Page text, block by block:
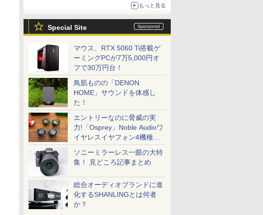
もっと見る
Special Site
マウス、RTX 5060 Ti搭載ゲ
ーミングPCが7万5,000円オ
フで30万円台！
鳥肌ものの「DENON
HOME」サウンドを体感し
た！
エントリーなのに脅威の実
力!「Osprey」Noble Audioワ
イヤレスイヤフォン4機種を
一気に聴く
ソニーミラーレス一眼の大特
集！ 見どころ記事まとめ
総合オーディオブランドに進
化するSHANLINGとは何者
か？